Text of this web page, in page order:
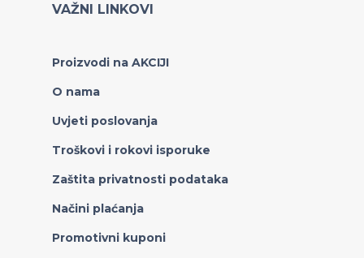
VAŽNI LINKOVI
Proizvodi na AKCIJI
O nama
Uvjeti poslovanja
Troškovi i rokovi isporuke
Zaštita privatnosti podataka
Načini plaćanja
Promotivni kuponi